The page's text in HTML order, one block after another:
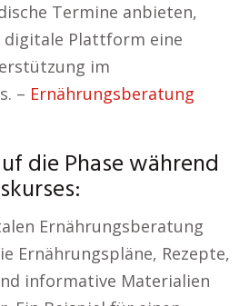
Termine anbieten,
Plattform eine
im
– Ernährungsberatung
die Phase während
Ernährungsberatung
Ernährungspläne, Rezepte,
informative Materialien